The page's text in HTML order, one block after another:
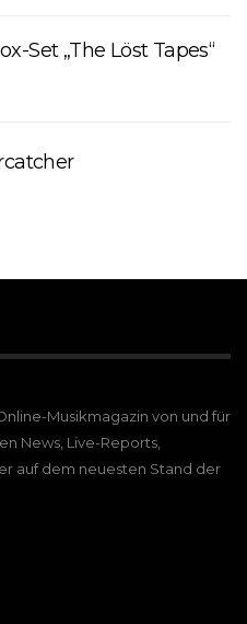
Set „The Löst Tapes“
Musikmagazin von und für
News, Live-Reports,
auf dem neuesten Stand der